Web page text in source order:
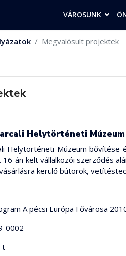
VÁROSUNK
Megvalósult projektek
Helytörténeti
Helytörténeti Múzeum
16-án kelt vállalkozói szerződés
kerülő bútorok,
A pécsi Európa Fővárosa
0002